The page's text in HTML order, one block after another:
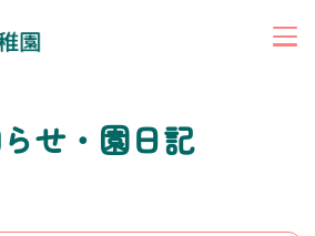
せ・園日記